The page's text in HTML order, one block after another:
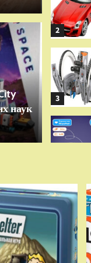
наук
2
3